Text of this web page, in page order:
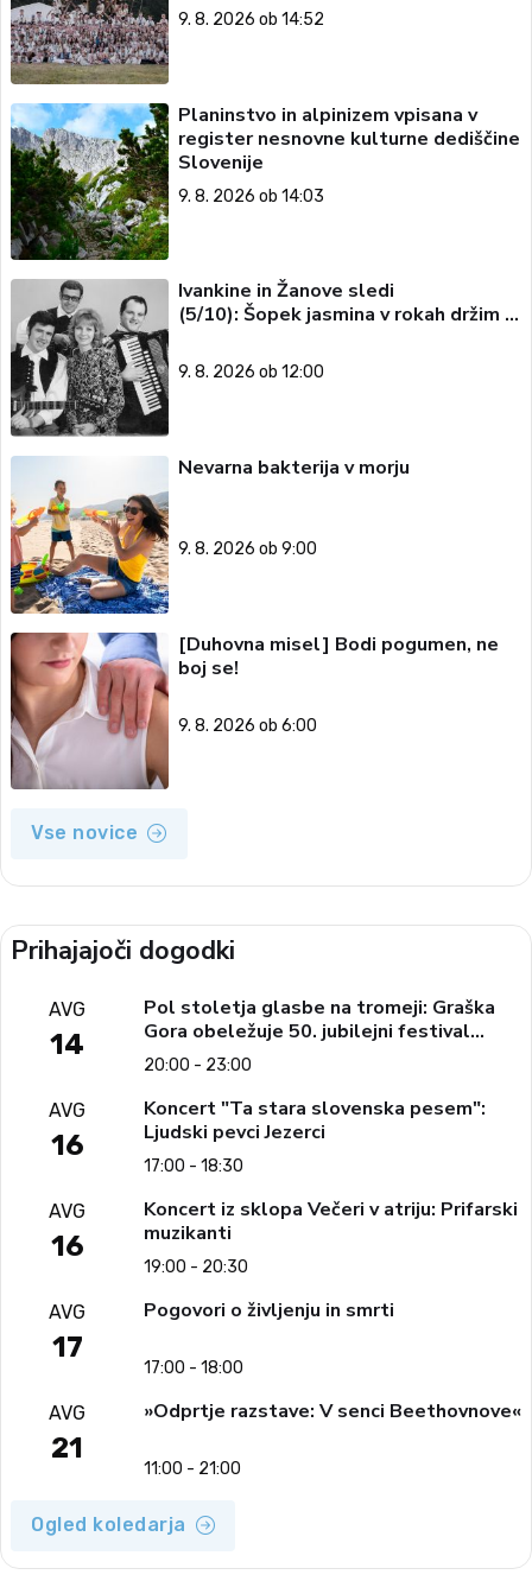
9. 8. 2026 ob 14:52
Planinstvo in alpinizem vpisana v
register nesnovne kulturne dediščine
Slovenije
9. 8. 2026 ob 14:03
Ivankine in Žanove sledi
(5/10): Šopek jasmina v rokah držim …
9. 8. 2026 ob 12:00
Nevarna bakterija v morju
9. 8. 2026 ob 9:00
[Duhovna misel] Bodi pogumen, ne
boj se!
9. 8. 2026 ob 6:00
Vse novice
Prihajajoči dogodki
AVG
14
Pol stoletja glasbe na tromeji: Graška
Gora obeležuje 50. jubilejni festival
narodno-zabavne glasbe
20:00 - 23:00
AVG
16
Koncert "Ta stara slovenska pesem":
Ljudski pevci Jezerci
17:00 - 18:30
AVG
16
Koncert iz sklopa Večeri v atriju: Prifarski
muzikanti
19:00 - 20:30
AVG
17
Pogovori o življenju in smrti
17:00 - 18:00
AVG
21
»Odprtje razstave: V senci Beethovnove«
11:00 - 21:00
Ogled koledarja